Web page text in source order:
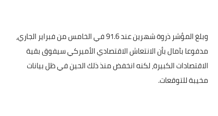
وبلغ المؤشر ذروة شهرين عند 91.6 في الخامس من فبراير الجاري،
مدفوعا بآمال بأن الانتعاش الاقتصادي الأميركي سيفوق بقية
الاقتصادات الكبيرة، لكنه انخفض منذ ذلك الحين في ظل بيانات
مخيبة للتوقعات.